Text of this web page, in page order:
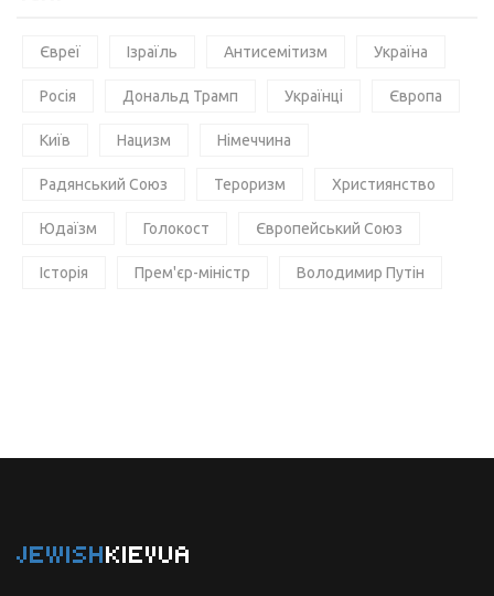
Євреї Ізраїль Антисемітизм Україна
Росія Дональд Трамп Українці Європа
Київ Нацизм Німеччина
Радянський Союз Тероризм Християнство
Юдаїзм Голокост Європейський Союз
Історія Прем'єр-міністр Володимир Путін
JEWISHKIEVUA